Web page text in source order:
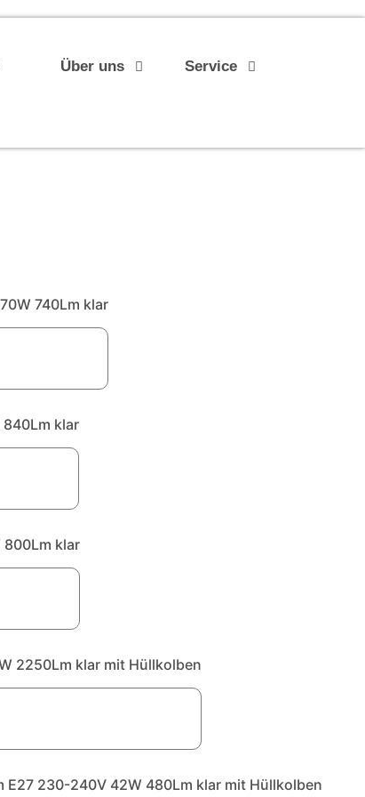
Über uns Service
740Lm klar
840Lm klar
800Lm klar
2250Lm klar mit Hüllkolben
E27 230-240V 42W 480Lm klar mit Hüllkolben